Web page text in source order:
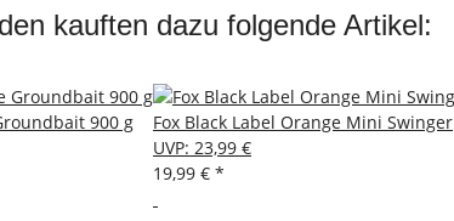
kauften dazu folgende Artikel:
900 g
Fox Black Label Orange Mini Swinger
UVP: 23,99 €
19,99 € *